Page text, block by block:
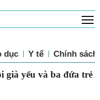
dục Y tế Chính
nội già yếu và ba